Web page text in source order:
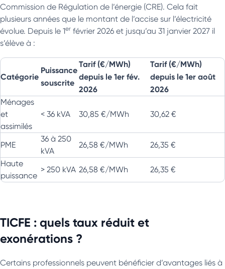
Commission de Régulation de l’énergie (CRE). Cela fait
plusieurs années que le montant de l’accise sur l’électricité
évolue. Depuis le 1er février 2026 et jusqu’au 31 janvier 2027 il
s’élève à :
Catégorie
Puissance
souscrite
Tarif (€/MWh)
depuis le 1er fév.
2026
Tarif (€/MWh)
depuis le 1er août
2026
Ménages
et
assimilés
< 36 kVA 30,85 €/MWh 30,62 €
PME
36 à 250
kVA
26,58 €/MWh
26,35 €
Haute
puissance
> 250 kVA 26,58 €/MWh 26,35 €
TICFE : quels taux réduit et
exonérations ?
Certains professionnels peuvent bénéficier d’avantages liés à